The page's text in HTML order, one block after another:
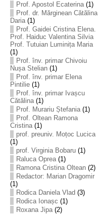
Prof. Apostol Ecaterina(1)
Prof. dr. Mărginean Cătălina
Daria(1)
Prof. Gaidei Cristina Elena.
Prof. Haiduc Valentina Silvia
Prof. Tutuian Luminița Maria
(1)
Prof. înv. primar Chivoiu
Nușa Stelian(1)
Prof. înv. primar Elena
Pintilie(1)
Prof. înv. primar Ivașcu
Cătălina(1)
Prof. Murariu Ștefania(1)
Prof. Oltean Ramona
Cristina(1)
prof. preuniv. Moțoc Lucica
(1)
prof. Virginia Bobaru(1)
Raluca Oprea(1)
Ramona Cristina Oltean(2)
Redactor: Marian Dragomir
(1)
Rodica Daniela Vlad (3)
Rodica Ionașc (1)
Roxana Jipa(2)